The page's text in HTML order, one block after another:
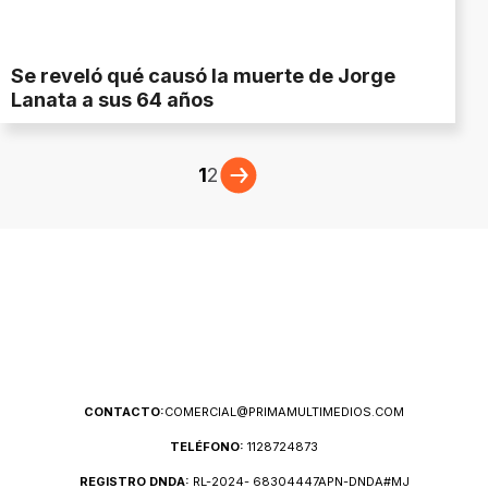
Se reveló qué causó la muerte de Jorge
Lanata a sus 64 años
12
CONTACTO:COMERCIAL@PRIMAMULTIMEDIOS.COM
TELÉFONO: 1128724873
REGISTRO DNDA: RL-2024- 68304447APN-DNDA#MJ